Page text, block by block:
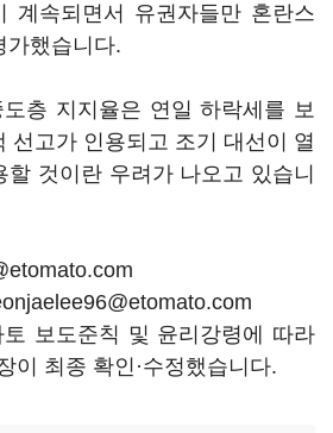
계속되면서 유권자들만 혼란스
가했습니다.
층 지지율은 연일 하락세를 보
선고가 인용되고 조기 대선이 열
것이란 우려가 나오고 있습니
보도준칙 및 윤리강령에 따라
이 최종 확인·수정했습니다.